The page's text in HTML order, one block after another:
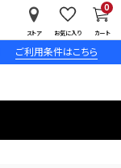
ご利用条件はこちら
ストア お気に入り カート
0